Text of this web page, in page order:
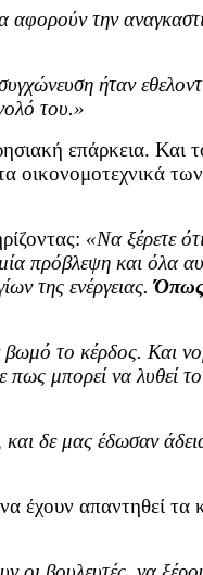
αφορούν την
ήταν
του.»
επάρκεια. Και
οικονομοτεχνικά
«Να ξέρετε
πρόβλεψη και όλα
της ενέργειας.Όπως
βωμό το κέρδος. Και
μπορεί να λυθεί
δε μας έδωσαν
έχουν απαντηθεί τα